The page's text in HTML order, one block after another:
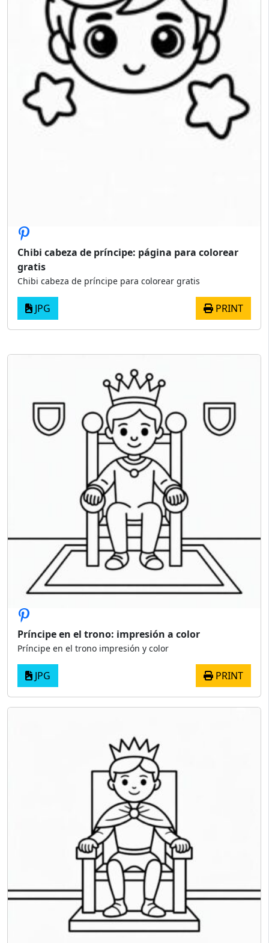
Chibi cabeza de príncipe: página para colorear
gratis
Chibi cabeza de príncipe para colorear gratis
JPG PRINT
Príncipe en el trono: impresión a color
Príncipe en el trono impresión y color
JPG PRINT